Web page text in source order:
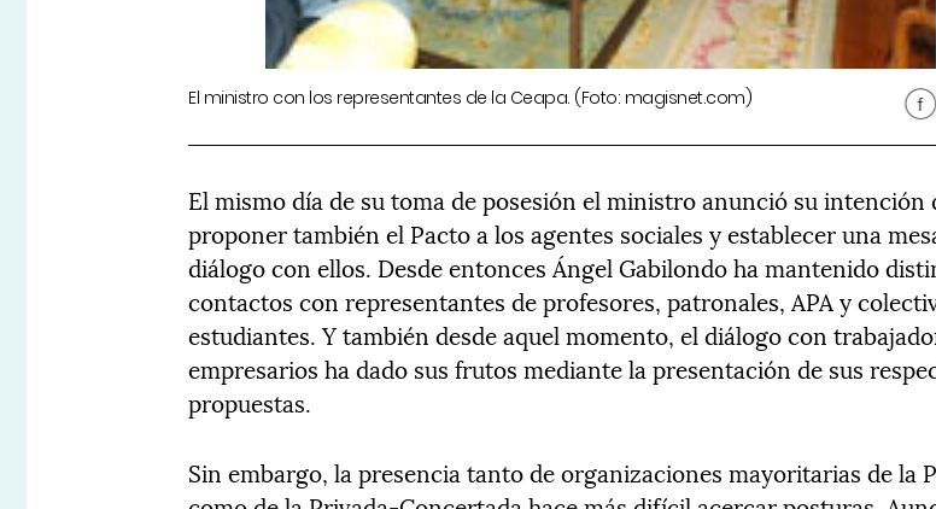
El ministro con los representantes de la Ceapa. (Foto: magisnet.com)
El mismo día de su toma de posesión el ministro anunció su intención
proponer también el Pacto a los agentes sociales y establecer una
diálogo con ellos. Desde entonces Ángel Gabilondo ha mantenido
contactos con representantes de profesores, patronales, APA y
estudiantes. Y también desde aquel momento, el diálogo con
empresarios ha dado sus frutos mediante la presentación de sus
propuestas.
Sin embargo, la presencia tanto de organizaciones mayoritarias de la